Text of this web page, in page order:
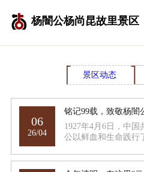
杨闇公杨尚昆故里景区
景区动态
06
26/04
1927年4月6日，中
公以鲜血和生命践行
范。